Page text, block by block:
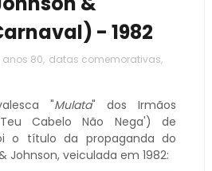
- 1982
anos 80, datas comemorativas,
"Mulata" dos Irmãos
Cabelo Não Nega') de
o título da propaganda do
Johnson, veiculada em 1982: